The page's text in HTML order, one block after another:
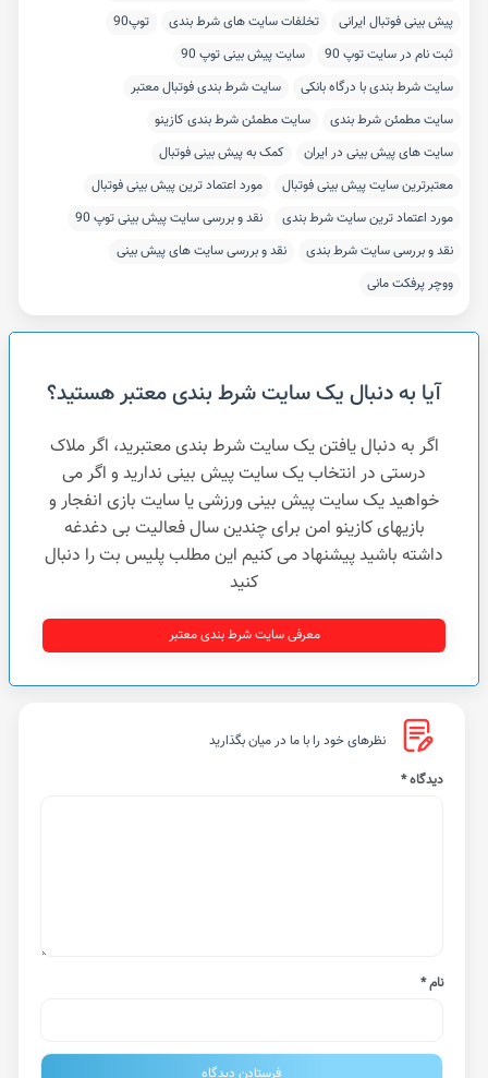
پیش بینی فوتبال ایرانی
تخلفات سایت های شرط بندی
توپ90
ثبت نام در سایت توپ 90
سایت پیش بینی توپ 90
سایت شرط بندی با درگاه بانکی
سایت شرط بندی فوتبال معتبر
سایت مطمئن شرط بندی
سایت مطمئن شرط بندی کازینو
سایت های پیش بینی در ایران
کمک به پیش بینی فوتبال
معتبرترین سایت پیش بینی فوتبال
مورد اعتماد ترین پیش بینی فوتبال
مورد اعتماد ترین سایت شرط بندی
نقد و بررسی سایت پیش بینی توپ 90
نقد و بررسی سایت شرط بندی
نقد و بررسی سایت های پیش بینی
ووچر پرفکت مانی
آیا به دنبال یک سایت شرط بندی معتبر هستید؟
اگر به دنبال یافتن یک سایت شرط بندی معتبرید، اگر ملاک
درستی در انتخاب یک سایت پیش بینی ندارید و اگر می
خواهید یک سایت پیش بینی ورزشی یا سایت بازی انفجار و
بازیهای کازینو امن برای چندین سال فعالیت بی دغدغه
داشته باشید پیشنهاد می کنیم این مطلب پلیس بت را دنبال
کنید
معرفی سایت شرط بندی معتبر
نظرهای خود را با ما در میان بگذارید
دیدگاه*
نام*